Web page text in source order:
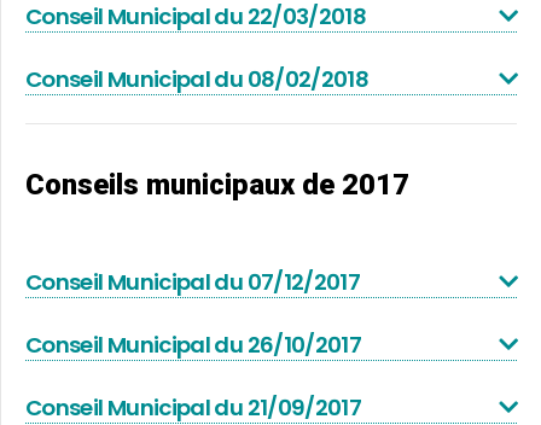
Conseil Municipal du 22/03/2018
Conseil Municipal du 08/02/2018
Conseils municipaux de 2017
Conseil Municipal du 07/12/2017
Conseil Municipal du 26/10/2017
Conseil Municipal du 21/09/2017